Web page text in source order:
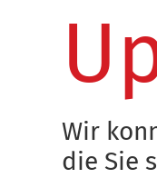
Wir
die Sie